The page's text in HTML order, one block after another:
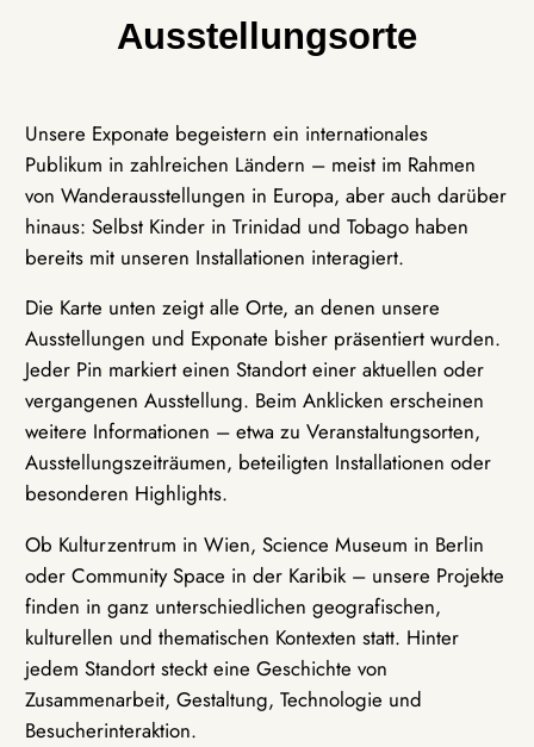
Ausstellungsorte
Unsere Exponate begeistern ein internationales
Publikum in zahlreichen Ländern – meist im Rahmen
von Wanderausstellungen in Europa, aber auch darüber
hinaus: Selbst Kinder in Trinidad und Tobago haben
bereits mit unseren Installationen interagiert.
Die Karte unten zeigt alle Orte, an denen unsere
Ausstellungen und Exponate bisher präsentiert wurden.
Jeder Pin markiert einen Standort einer aktuellen oder
vergangenen Ausstellung. Beim Anklicken erscheinen
weitere Informationen – etwa zu Veranstaltungsorten,
Ausstellungszeiträumen, beteiligten Installationen oder
besonderen Highlights.
Ob Kulturzentrum in Wien, Science Museum in Berlin
oder Community Space in der Karibik – unsere Projekte
finden in ganz unterschiedlichen geografischen,
kulturellen und thematischen Kontexten statt. Hinter
jedem Standort steckt eine Geschichte von
Zusammenarbeit, Gestaltung, Technologie und
Besucherinteraktion.